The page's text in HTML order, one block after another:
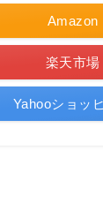
Amazon
楽天市場
Yahooショッ